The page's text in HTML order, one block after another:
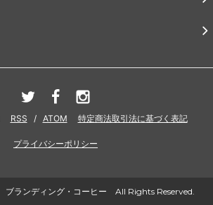
RSS / ATOM 特定商法取引法に基づく表記
プライバシーポリシー
ランディング・コーヒー All Rights Reserved.